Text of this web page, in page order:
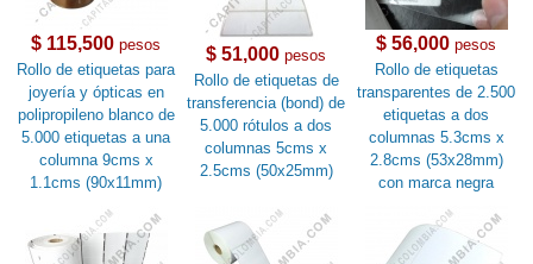
$ 115,500 pesos
Rollo de etiquetas para
joyería y ópticas en
polipropileno blanco de
5.000 etiquetas a una
columna 9cms x
1.1cms (90x11mm)
$ 51,000 pesos
Rollo de etiquetas de
transferencia (bond) de
5.000 rótulos a dos
columnas 5cms x
2.5cms (50x25mm)
$ 56,000 pesos
Rollo de etiquetas
transparentes de 2.500
etiquetas a dos
columnas 5.3cms x
2.8cms (53x28mm)
con marca negra